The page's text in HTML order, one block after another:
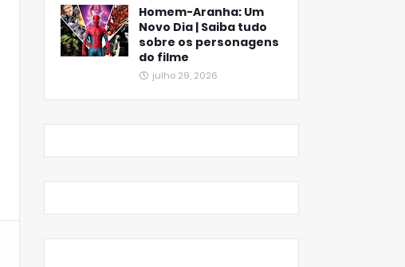
Homem-Aranha: Um
Novo Dia | Saiba tudo
sobre os personagens
do filme
julho 29, 2026